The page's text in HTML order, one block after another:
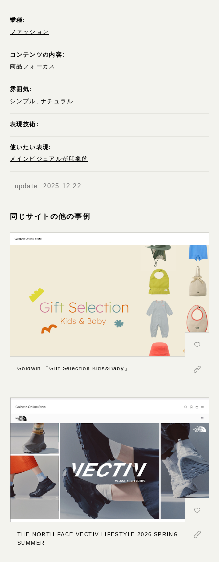
業種:
ファッション
コンテンツの内容:
商品フォーカス
雰囲気:
シンプル
ナチュラル
表現技術:
使いたい表現:
メインビジュアルが印象的
update: 2025.12.22
同じサイトの他の事例
Goldwin 「Gift Selection Kids&Baby」
THE NORTH FACE VECTIV LIFESTYLE 2026 SPRING
SUMMER